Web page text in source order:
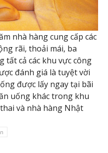
nhà hàng cung cấp các
rãi, thoải mái, ba
tất cả các khu vực công
đánh giá là tuyệt vời
được lấy ngay tại bãi
uống khác trong khu
và nhà hàng Nhật